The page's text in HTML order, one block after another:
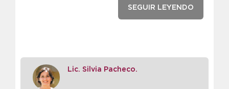
SEGUIR LEYENDO
Lic. Silvia Pacheco.